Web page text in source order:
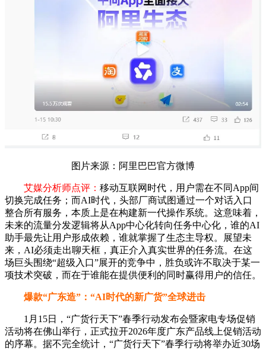
图片来源：阿里巴巴官方微博
艾媒分析师点评： 移动互联网时代，用户需在不同App间
切换完成任务；而AI时代，头部厂商试图通过一个对话入口
整合所有服务，本质上是在构建新一代操作系统。这意味着，
未来的流量分发逻辑将从App中心化转向任务中心化，谁的AI
助手最先让用户形成依赖，谁就掌握了生态主导权。展望未
来，AI必须走出聊天框，真正介入真实世界的任务流。在这
场巨头围绕“超级入口”展开的竞争中，胜负或许不取决于某一
项技术突破，而在于谁能在提供便利的同时赢得用户的信任。
爆款“广东造”：“AI时代的新广货”全球进击
1月15日，“广货行天下”春季行动发布会暨家电专场促销
活动将在佛山举行，正式拉开2026年度广东产品线上促销活动
的序幕。据不完全统计，“广货行天下”春季行动将举办近30场